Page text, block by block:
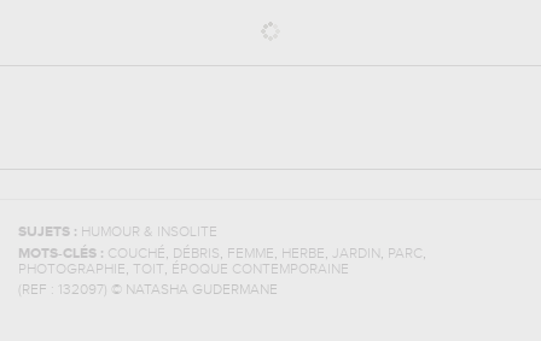
SUJETS : HUMOUR & INSOLITE
MOTS-CLÉS : COUCHÉ, DÉBRIS, FEMME, HERBE, JARDIN , PARC ,
PHOTOGRAPHIE, TOIT, ÉPOQUE CONTEMPORAINE
(REF :
132097) © NATASHA GUDERMANE